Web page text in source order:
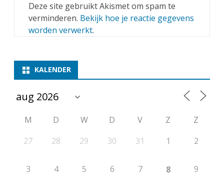
Deze site gebruikt Akismet om spam te
verminderen. Bekijk hoe je reactie gegevens
worden verwerkt.
KALENDER
M D W D V Z
Z
27
28 29 30 31 1 2
3 4 5 6 7 8 9